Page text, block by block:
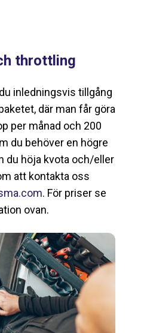
throttling
inledningsvis tillgång
där man får göra
per månad och 200
du behöver en högre
du höja kvota och/eller
att kontakta oss
. För priser se
ovan.